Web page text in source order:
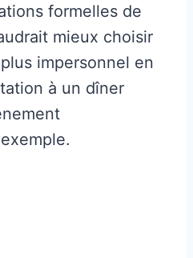
formelles de
mieux choisir
impersonnel en
à un dîner